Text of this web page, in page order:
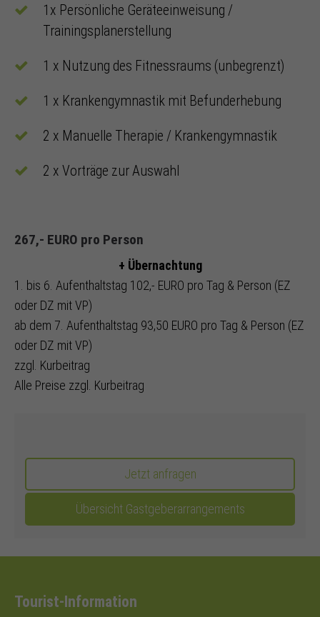
1x Persönliche Geräteeinweisung /
Trainingsplanerstellung
1 x Nutzung des Fitnessraums (unbegrenzt)
1 x Krankengymnastik mit Befunderhebung
2 x Manuelle Therapie / Krankengymnastik
2 x Vorträge zur Auswahl
267,- EURO pro Person
+ Übernachtung
1. bis 6. Aufenthaltstag 102,- EURO pro Tag & Person (EZ
oder DZ mit VP)
ab dem 7. Aufenthaltstag 93,50 EURO pro Tag & Person (EZ
oder DZ mit VP)
zzgl. Kurbeitrag
Alle Preise zzgl. Kurbeitrag
Jetzt anfragen
Übersicht Gastgeberarrangements
Tourist-Information